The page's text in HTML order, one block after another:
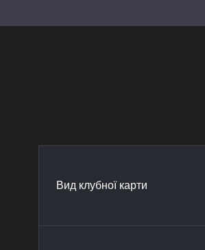
Вид клубної карти